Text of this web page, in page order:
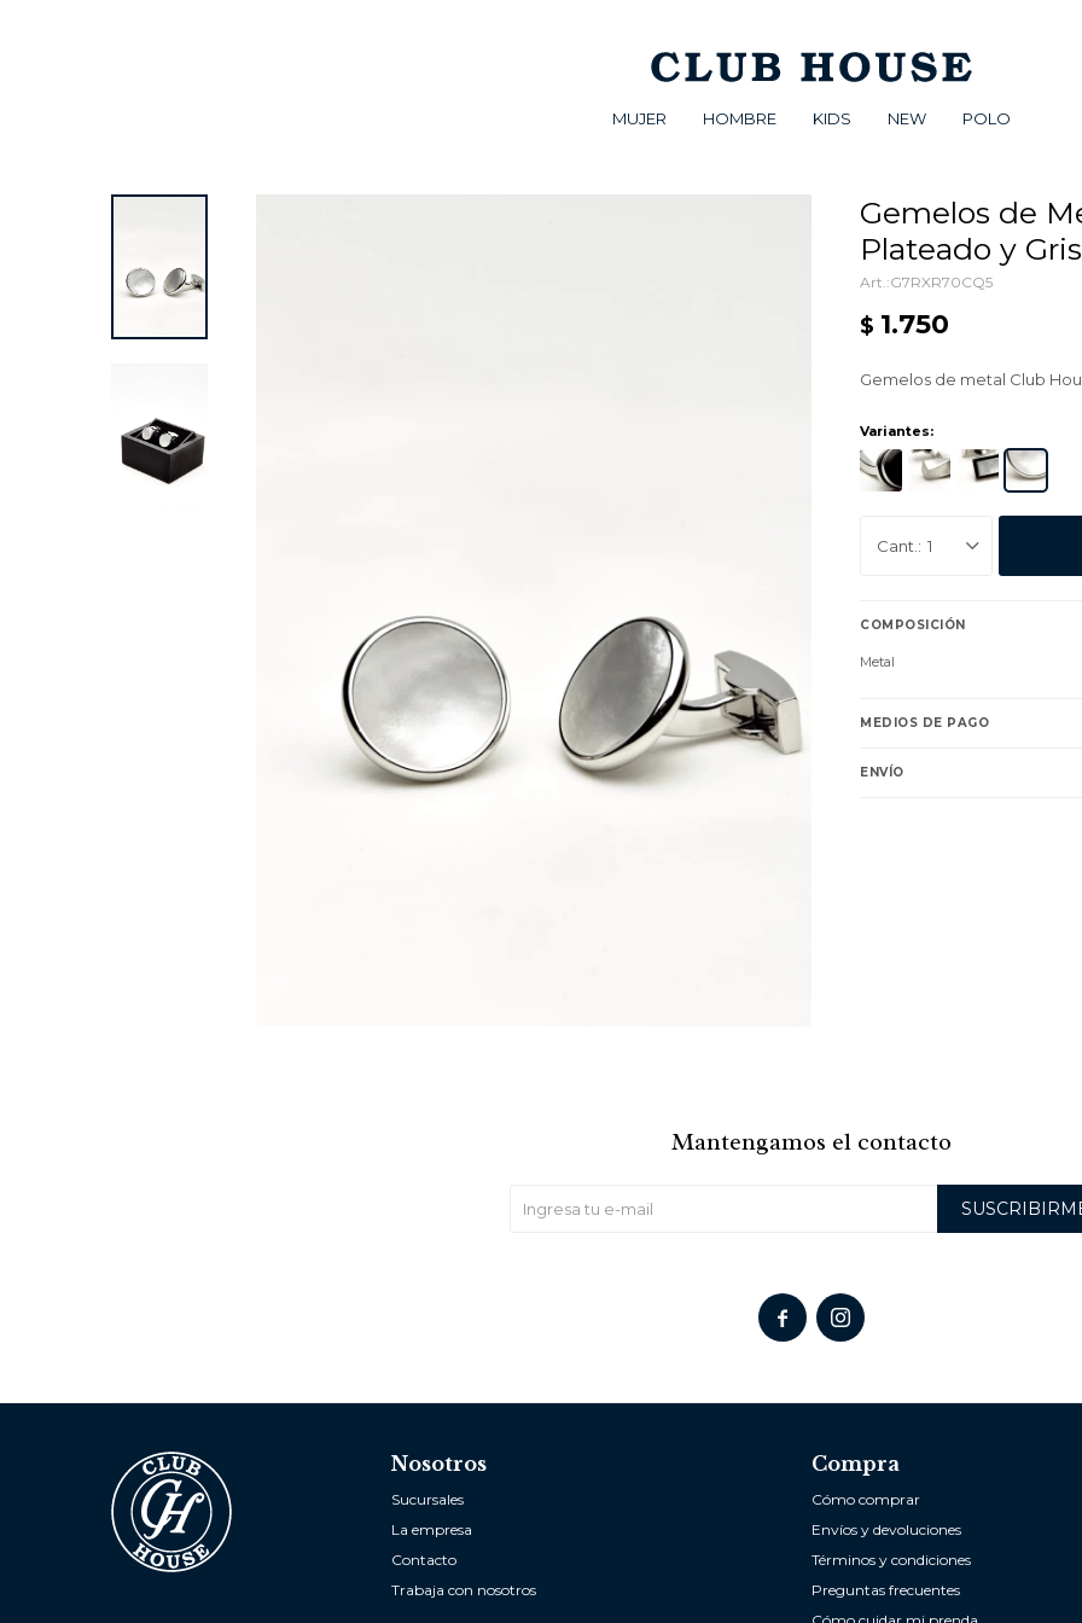
MUJER HOMBRE KIDS NEW POLO
Gemelos de
Plateado y Gris
G7RXR70CQ5
$ 1.750
Gemelos de metal Club
Variantes:
1
COMPOSICIÓN
Metal
MEDIOS DE PAGO
ENVÍO
Nosotros
Sucursales
La empresa
Contacto
Trabaja con nosotros
Compra
Cómo comprar
Envíos y devoluciones
Términos y condiciones
Preguntas frecuentes
Mantengamos el contacto
 